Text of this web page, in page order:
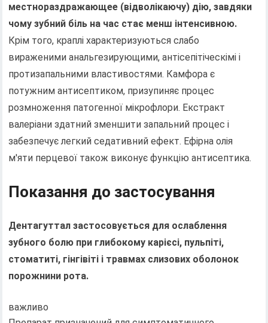
местнораздражающее (відволікаючу) дію, завдяки
чому зубний біль на час стає менш інтенсивною.
Крім того, краплі характеризуються слабо
вираженими анальгезирующими, антісепітіческімі і
протизапальними властивостями. Камфора є
потужним антисептиком, призупиняє процес
розмноження патогенної мікрофлори. Екстракт
валеріани здатний зменшити запальний процес і
забезпечує легкий седативний ефект. Ефірна олія
м'яти перцевої також виконує функцію антисептика.
Показання до застосування
Дентагуттал застосовується для ослаблення
зубного болю при глибокому карієсі, пульпіті,
стоматиті, гінгівіті і травмах слизових оболонок
порожнини рота.
важливо